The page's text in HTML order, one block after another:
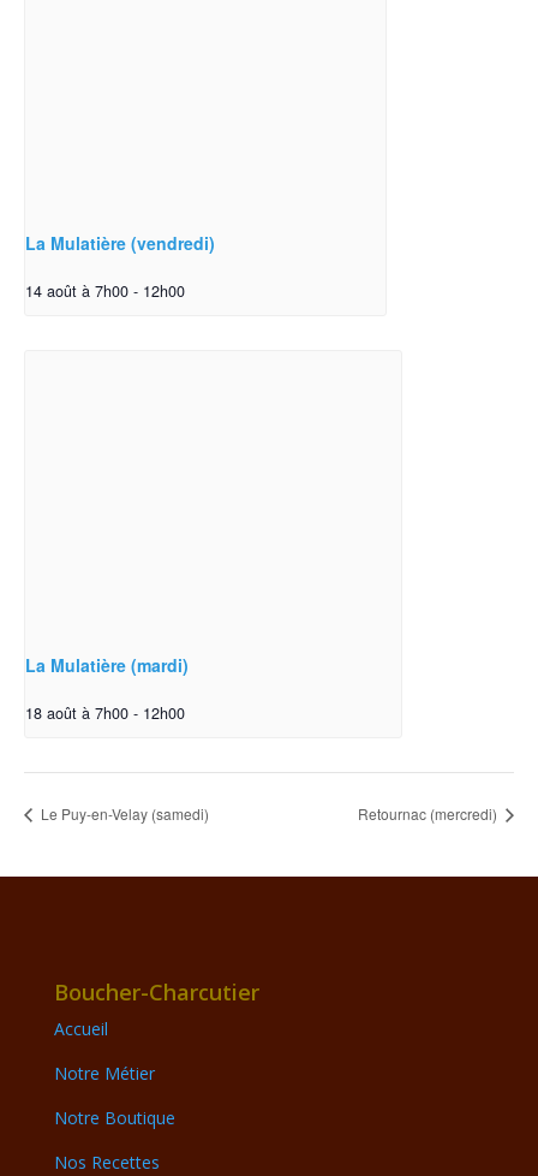
La Mulatière (vendredi)
14 août à 7h00 - 12h00
La Mulatière (mardi)
18 août à 7h00 - 12h00
Le Puy-en-Velay (samedi) Retournac (mercredi)
Boucher-Charcutier
Accueil
Notre Métier
Notre Boutique
Nos Recettes